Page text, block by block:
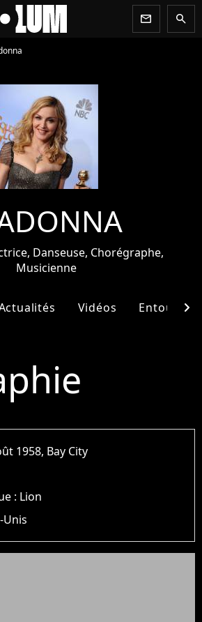
newsletter search
Danseuse, Chorégraphe,
Musicienne
Vidéos Entourage
chevron_right
1958, Bay City
: Lion
Unis